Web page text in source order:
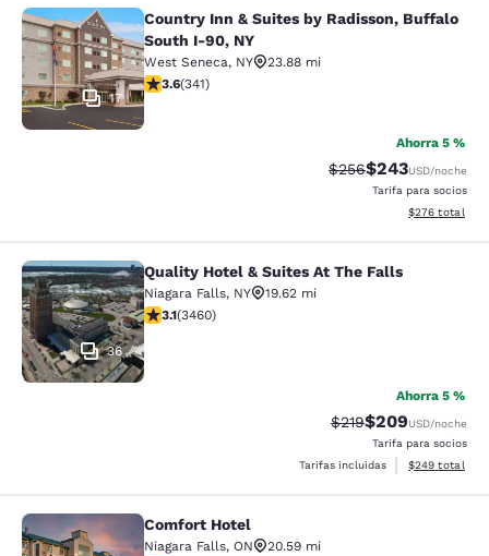
Country Inn & Suites by Radisson,
17
Country Inn & Suites by Radisson, Buffalo
South I-90, NY
West Seneca, NY
23.88 mi
calificación de 3.64 estrellas. Bueno. 341 reseñas
3.6(341)
Ahorra 5 %
Precio tachado:
$256Precio con
$243USD/noche
Tarifa para socios
Ver detalles
$276 total
Quality Hotel & Suites At The Falls
36
Quality Hotel & Suites At The Falls
Niagara Falls, NY
19.62 mi
calificación de 3.13 estrellas. Bueno. 3460 reseñas
3.1(3460)
Ahorra 5 %
Precio tachado:
$219Precio con
$209USD/noche
Tarifa para socios
Tarifas incluidas
Ver detalles
$249 total
Comfort Hotel
Comfort Hotel
Niagara Falls, ON
20.59 mi